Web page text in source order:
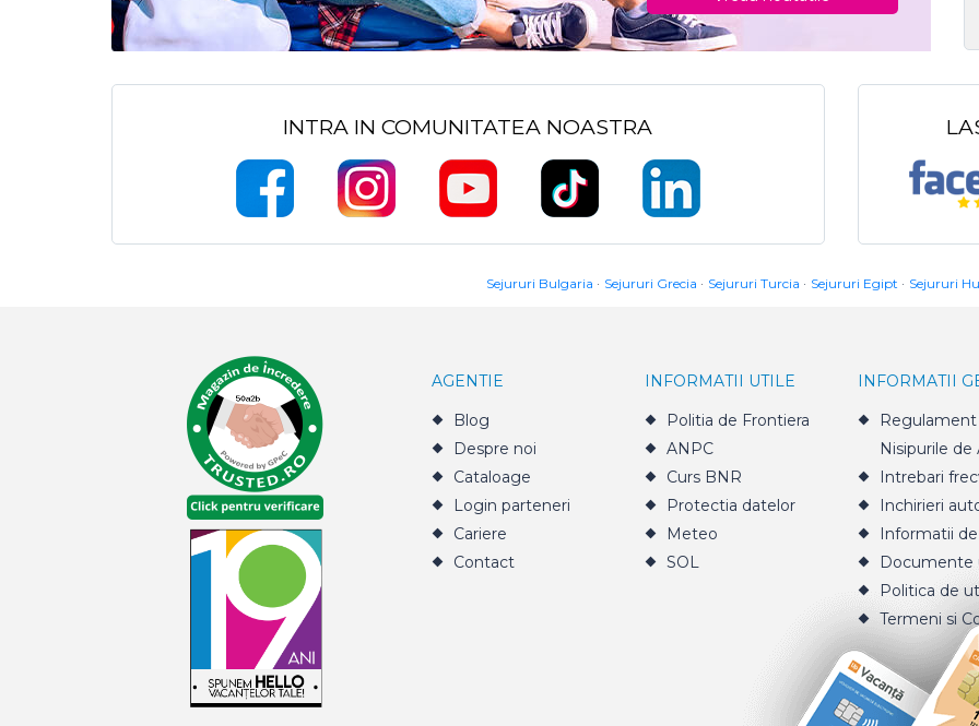
INTRA IN COMUNITATEA NOASTRA
Sejururi Bulgaria Sejururi Grecia Sejururi Turcia Sejururi Egipt Sejururi
AGENTIE
Blog
Despre noi
Cataloage
Login parteneri
Cariere
Contact
INFORMATII UTILE
Politia de Frontiera
ANPC
Curs BNR
Protectia datelor
Meteo
SOL
INFORMATII
Regulament
Nisipurile de
Intrebari
Inchirieri
Informatii
Documente
Politica de
Termeni si